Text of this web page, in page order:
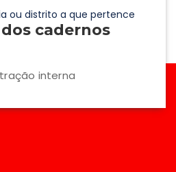
ou distrito a que pertence
cadernos
interna